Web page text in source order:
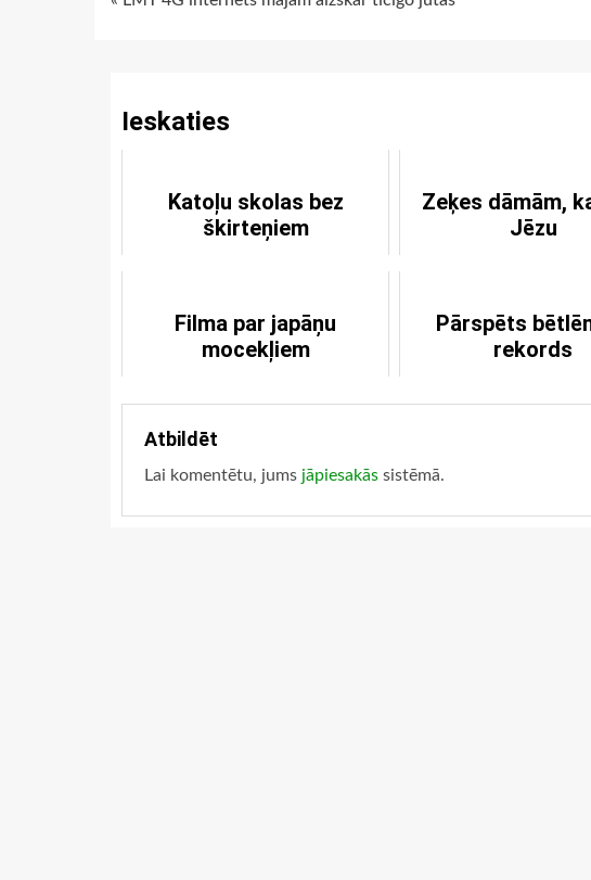
Ieskaties
Katoļu skolas bez
škirteņiem
Zeķes dāmām,
Jēzu
Filma par japāņu
mocekļiem
Pārspēts
rekords
Atbildēt
Lai komentētu, jums jāpiesakās sistēmā.